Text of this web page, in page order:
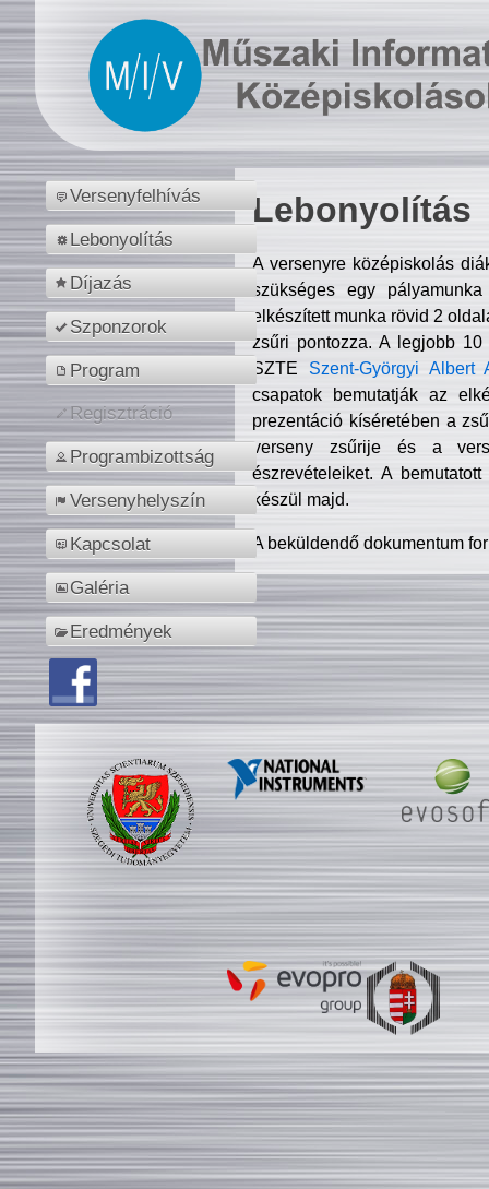
Versenyfelhívás
Lebonyolítás
Díjazás
Szponzorok
Program
Regisztráció
Programbizottság
Versenyhelyszín
Kapcsolat
Galéria
Eredmények
Lebonyolítás
A versenyre középiskolás
szükséges egy
elkészített munka rövid 2
zsűri pontozza. A legjobb
SZTE Szent-Györgyi Albert
csapatok bemutatják az
prezentáció kíséretében a
verseny zsűrije és a
észrevételeiket. A
készül majd.
A beküldendő dokumentum